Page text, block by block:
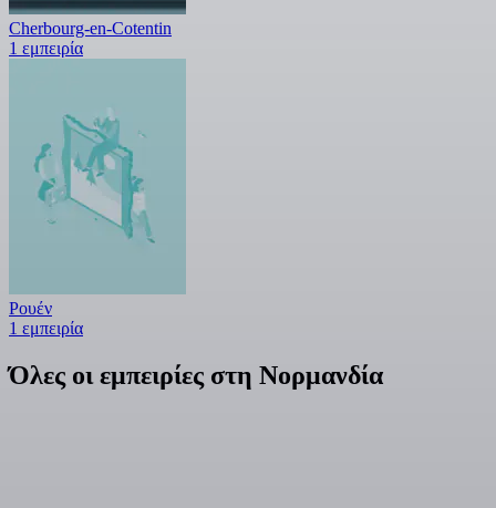
Cherbourg-en-Cotentin
1 εμπειρία
Ρουέν
1 εμπειρία
Όλες οι εμπειρίες στη Νορμανδία